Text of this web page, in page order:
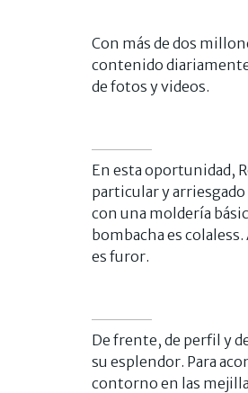
Con más de dos
contenido
de fotos y videos.
En esta oportunidad,
particular y
con una moldería
bombacha es
es furor.
De frente, de perfil y
su esplendor. Para
contorno en las